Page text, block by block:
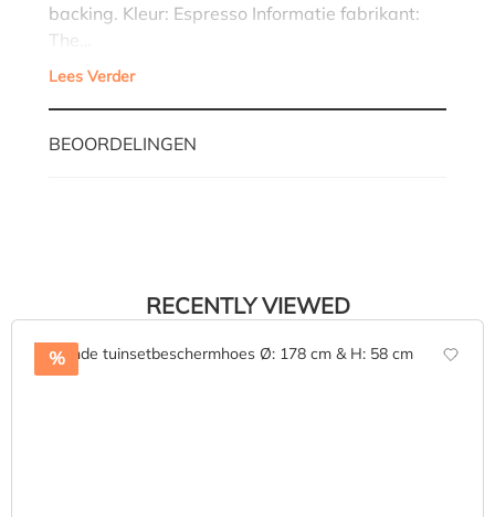
backing. Kleur: Espresso Informatie fabrikant:
The…
Lees Verder
BEOORDELINGEN
RECENTLY VIEWED
%